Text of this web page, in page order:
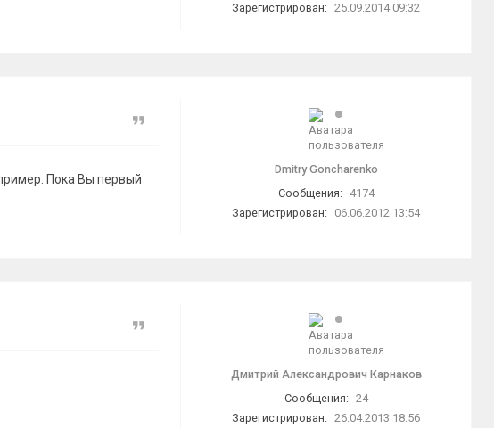
Зарегистрирован: 25.09.2014 09:32
Dmitry Goncharenko
Сообщения:
4174
Зарегистрирован:
06.06.2012 13:54
Цитата
Пока Вы первый
Дмитрий Александрович Карнаков
Сообщения: 24
Зарегистрирован: 26.04.2013 18:56
Цитата